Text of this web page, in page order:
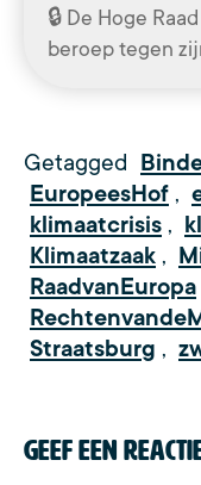
🔒 De Hoge
beroep tegen
Getagged
EuropeesHof ,
klimaatcrisis ,
Klimaatzaak ,
RaadvanEuropa
Straatsburg ,
Geef een